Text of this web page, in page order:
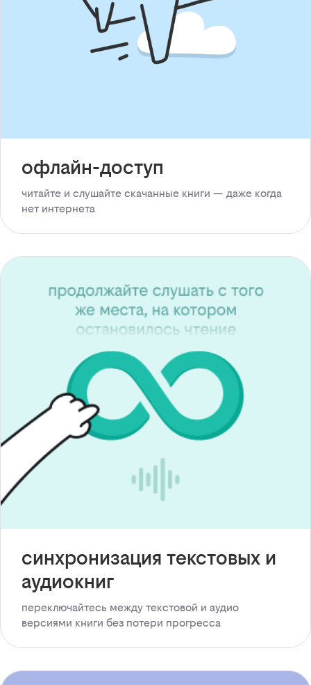
офлайн-доступ
читайте и слушайте скачанные книги — даже когда
нет интернета
синхронизация текстовых и
аудиокниг
переключайтесь между текстовой и аудио
версиями книги без потери прогресса